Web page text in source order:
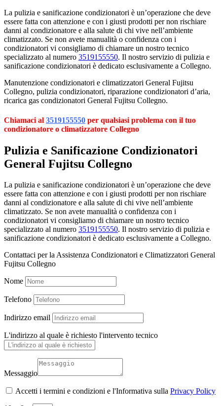
La pulizia e sanificazione condizionatori è un’operazione che deve
essere fatta con attenzione e con i giusti prodotti per non rischiare
danni al condizionatore e alla salute di chi vive nell’ambiente
climatizzato. Se non avete manualità o confidenza con i
condizionatori vi consigliamo di chiamare un nostro tecnico
specializzato al numero 3519155550. Il nostro servizio di pulizia e
sanificazione condizionatori è dedicato esclusivamente a Collegno.
Manutenzione condizionatori e climatizzatori General Fujitsu
Collegno, pulizia condizionatori, riparazione condizionatori d’aria,
ricarica gas condizionatori General Fujitsu Collegno.
Chiamaci al 3519155550 per qualsiasi problema con il tuo
condizionatore o climatizzatore Collegno
Pulizia e Sanificazione Condizionatori
General Fujitsu Collegno
La pulizia e sanificazione condizionatori è un’operazione che deve
essere fatta con attenzione e con i giusti prodotti per non rischiare
danni al condizionatore e alla salute di chi vive nell’ambiente
climatizzato. Se non avete manualità o confidenza con i
condizionatori vi consigliamo di chiamare un nostro tecnico
specializzato al numero 3519155550. Il nostro servizio di pulizia e
sanificazione condizionatori è dedicato esclusivamente a Collegno.
Contattaci per la Assistenza Condizionatori e Climatizzatori General
Fujitsu Collegno
Nome
Telefono
Indirizzo email
L'indirizzo al quale è richiesto l'intervento tecnico
Messaggio
Accetti i termini e condizioni e l'Informativa sulla Privacy Policy